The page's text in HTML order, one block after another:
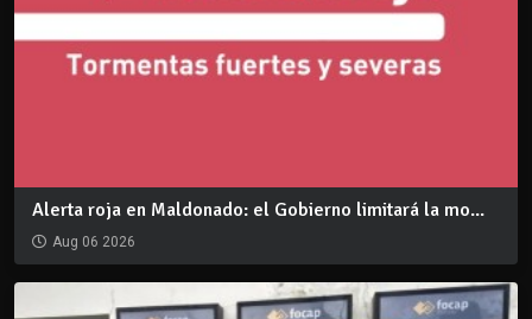
Alerta roja en Maldonado: el Gobierno limitará la mo...
Aug 06 2026